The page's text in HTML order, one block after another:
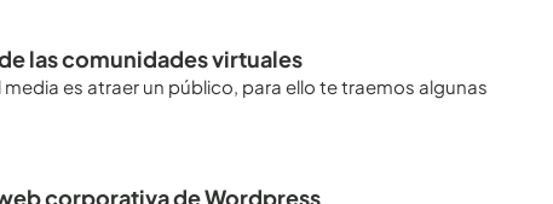
las comunidades virtuales
es atraer un público, para ello te traemos algunas
corporativa de Wordpress